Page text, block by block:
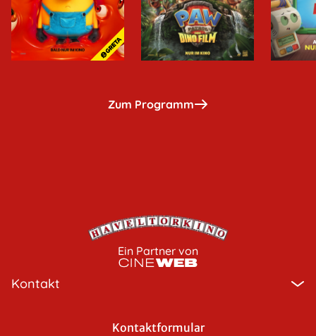
Zum Programm
Ein Partner von
Kontakt
Kontaktformular